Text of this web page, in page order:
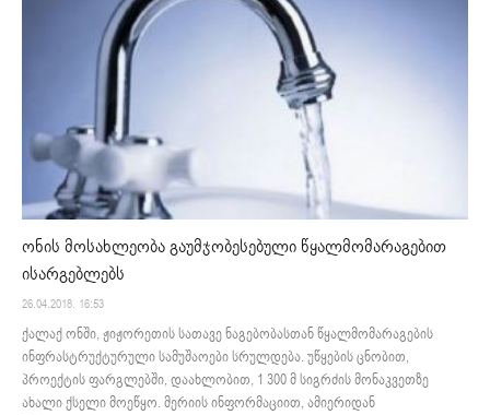
ონის მოსახლეობა გაუმჯობესებული წყალმომარაგებით
ისარგებლებს
26.04.2018. 16:53
ქალაქ ონში, ჟიჟორეთის სათავე ნაგებობასთან წყალმომარაგების
ინფრასტრუქტურული სამუშაოები სრულდება. უწყების ცნობით,
პროექტის ფარგლებში, დაახლობით, 1 300 მ სიგრძის მონაკვეთზე
ახალი ქსელი მოეწყო. მერიის ინფორმაციით, ამიერიდან